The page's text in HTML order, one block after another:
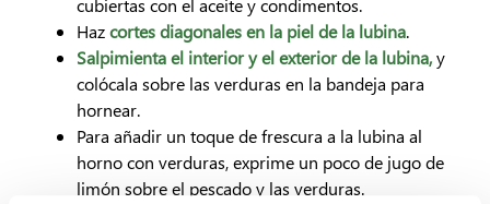
Hazcortes diagonales en la piel de la lubina.
Salpimienta el interior y el exterior de la lubina,y
colócala sobre las verduras en la bandeja para
hornear.
Para añadir un toque de frescura a la lubina al
horno con verduras, exprime un poco de jugo de
limón sobre el pescado y las verduras.